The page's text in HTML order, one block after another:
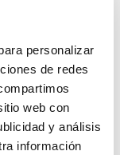
personalizar
de redes
web con
y análisis
información
con
Tapón
en polexan y
botella se
tipo de
interno